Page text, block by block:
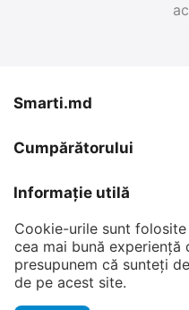
în stoc
26 999MDL
30 799 MDL -12%
Smarti.md
Cumpărătorului
Informație utilă
Contul meu
Contacte
Cookie-urile sunt
cea mai bună experiență
presupunem că sunteți
de pe acest site.